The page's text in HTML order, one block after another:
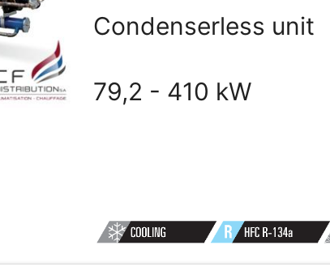
Condenserless unit
79,2 - 410 kW